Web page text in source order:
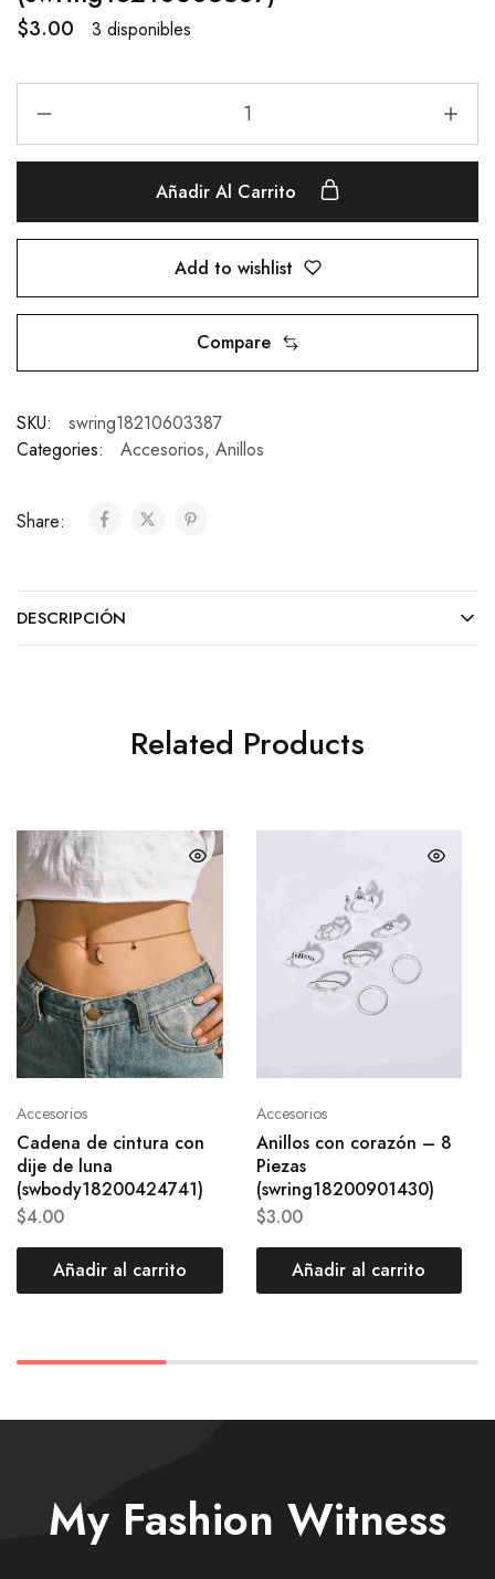
$3.00 3 disponibles
Añadir Al Carrito
Add to wishlist
Compare
SKU:
swring18210603387
Categories:
Accesorios, Anillos
Share:
DESCRIPCIÓN
Related Products
Accesorios
Cadena de cintura con
dije de luna
(swbody18200424741)
$4.00
Añadir al carrito
Accesorios
Anillos con corazón – 8
Piezas
(swring18200901430)
$3.00
Añadir al carrito
My Fashion Witness